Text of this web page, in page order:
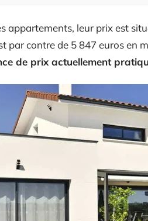
appartements, leur prix est
par contre de 5 847 euros en
de prix actuellement